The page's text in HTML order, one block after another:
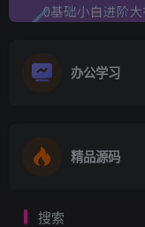
办公学习
精品源码
搜索